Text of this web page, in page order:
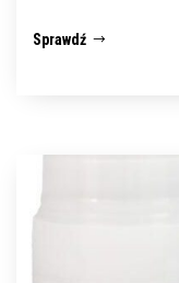
Sprawdź